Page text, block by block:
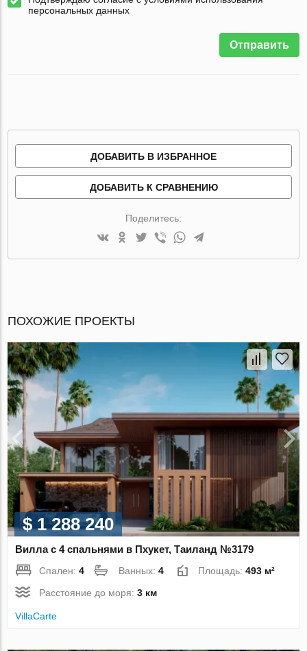
персональных данных
Отправить
ДОБАВИТЬ В ИЗБРАННОЕ
ДОБАВИТЬ К СРАВНЕНИЮ
Поделитесь:
ПОХОЖИЕ ПРОЕКТЫ
$ 1 288 240
Вилла с 4 спальнями в Пхукет, Таиланд №3179
Спален:4 Ванных:4 Площадь:493 м²
Расстояние до моря:3 км
VillaСarte